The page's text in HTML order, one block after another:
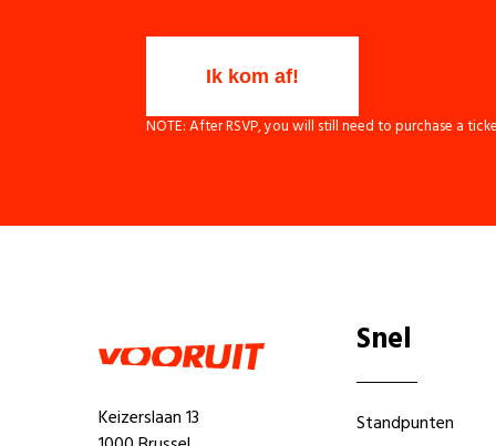
NOTE: After RSVP, you will still need to purchase a
Keizerslaan 13
Snel
Standpunten